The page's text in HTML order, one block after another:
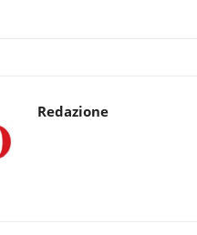
Redazione